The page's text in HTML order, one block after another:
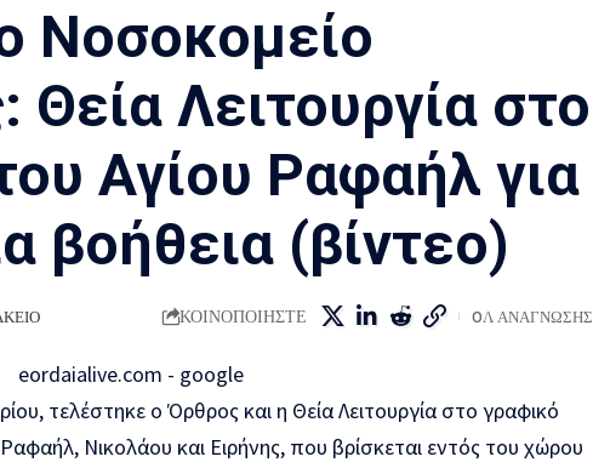
Νοσοκομείο
Θεία Λειτουργία στο
Αγίου Ραφαήλ για
βοήθεια (βίντεο)
ΚΟΙΝΟΠΟΙΗΣΤΕ 0Λ ΑΝΑΓΝΩΣΗΣ
τελέστηκε ο Όρθρος και η Θεία Λειτουργία στο γραφικό
Νικολάου και Ειρήνης, που βρίσκεται εντός του χώρου